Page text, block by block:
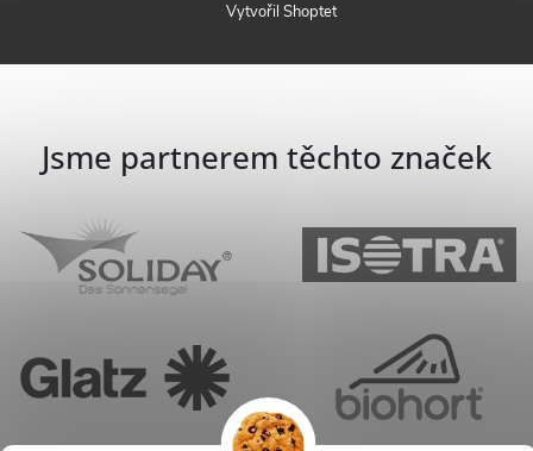
Vytvořil Shoptet
Jsme partnerem těchto značek